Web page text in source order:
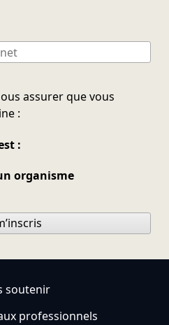
assurer que vous
:
:
organisme
soutenir
professionnels